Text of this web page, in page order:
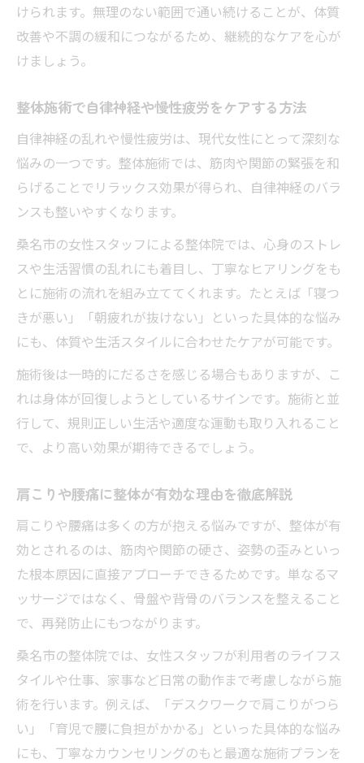
けられます。無理のない範囲で通い続けることが、体質
改善や不調の緩和につながるため、継続的なケアを心が
けましょう。
整体施術で自律神経や慢性疲労をケアする方法
自律神経の乱れや慢性疲労は、現代女性にとって深刻な
悩みの一つです。整体施術では、筋肉や関節の緊張を和
らげることでリラックス効果が得られ、自律神経のバラ
ンスも整いやすくなります。
桑名市の女性スタッフによる整体院では、心身のストレ
スや生活習慣の乱れにも着目し、丁寧なヒアリングをも
とに施術の流れを組み立ててくれます。たとえば「寝つ
きが悪い」「朝疲れが抜けない」といった具体的な悩み
にも、体質や生活スタイルに合わせたケアが可能です。
施術後は一時的にだるさを感じる場合もありますが、こ
れは身体が回復しようとしているサインです。施術と並
行して、規則正しい生活や適度な運動も取り入れること
で、より高い効果が期待できるでしょう。
肩こりや腰痛に整体が有効な理由を徹底解説
肩こりや腰痛は多くの方が抱える悩みですが、整体が有
効とされるのは、筋肉や関節の硬さ、姿勢の歪みといっ
た根本原因に直接アプローチできるためです。単なるマ
ッサージではなく、骨盤や背骨のバランスを整えること
で、再発防止にもつながります。
桑名市の整体院では、女性スタッフが利用者のライフス
タイルや仕事、家事など日常の動作まで考慮しながら施
術を行います。例えば、「デスクワークで肩こりがつら
い」「育児で腰に負担がかかる」といった具体的な悩み
にも、丁寧なカウンセリングのもと最適な施術プランを